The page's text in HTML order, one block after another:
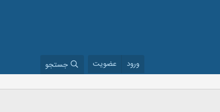
ورود عضویت جستجو